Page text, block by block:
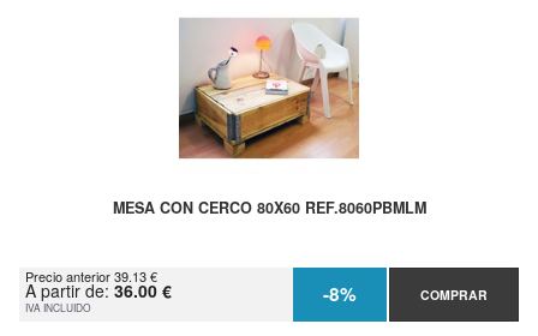
MESA CON CERCO 80X60 REF.8060PBMLM
Precio anterior 39.13 €
A partir de: 36.00 €
IVA INCLUIDO -8% COMPRAR